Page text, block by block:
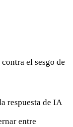
el sesgo de
respuesta de IA
entre